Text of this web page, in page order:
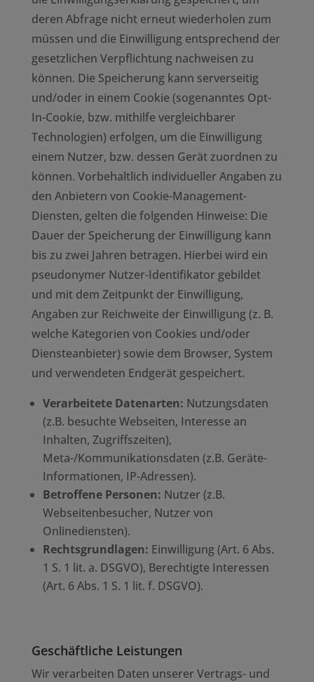
deren Abfrage nicht erneut wiederholen zum
müssen und die Einwilligung entsprechend der
gesetzlichen Verpflichtung nachweisen zu
können. Die Speicherung kann serverseitig
und/oder in einem Cookie (sogenanntes Opt-
In-Cookie, bzw. mithilfe vergleichbarer
Technologien) erfolgen, um die Einwilligung
einem Nutzer, bzw. dessen Gerät zuordnen zu
können. Vorbehaltlich individueller Angaben zu
den Anbietern von Cookie-Management-
Diensten, gelten die folgenden Hinweise: Die
Dauer der Speicherung der Einwilligung kann
bis zu zwei Jahren betragen. Hierbei wird ein
pseudonymer Nutzer-Identifikator gebildet
und mit dem Zeitpunkt der Einwilligung,
Angaben zur Reichweite der Einwilligung (z. B.
welche Kategorien von Cookies und/oder
Diensteanbieter) sowie dem Browser, System
und verwendeten Endgerät gespeichert.
Verarbeitete Datenarten: Nutzungsdaten
(z.B. besuchte Webseiten, Interesse an
Inhalten, Zugriffszeiten),
Meta-/Kommunikationsdaten (z.B. Geräte-
Informationen, IP-Adressen).
Betroffene Personen: Nutzer (z.B.
Webseitenbesucher, Nutzer von
Onlinediensten).
Rechtsgrundlagen: Einwilligung (Art. 6 Abs.
1 S. 1 lit. a. DSGVO), Berechtigte Interessen
(Art. 6 Abs. 1 S. 1 lit. f. DSGVO).
Geschäftliche Leistungen
Wir verarbeiten Daten unserer Vertrags- und